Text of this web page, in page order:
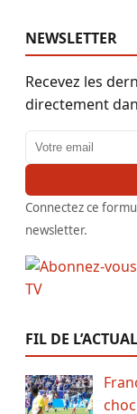
NEWSLETTER
Recevez les
directement
Adresse email
Connectez ce
newsletter.
FIL DE